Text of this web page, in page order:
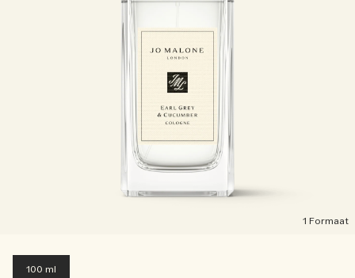
1 Formaat
100 ml